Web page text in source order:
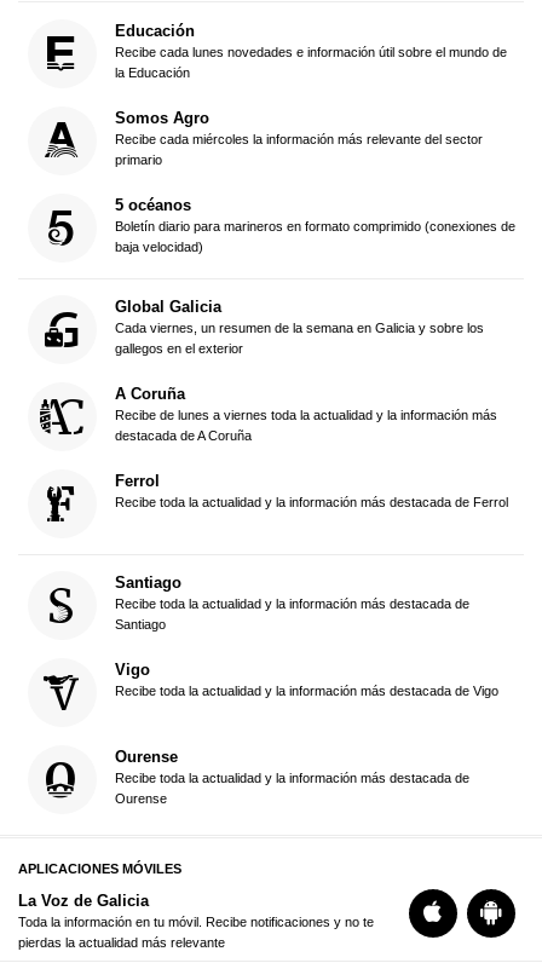
Educación
Recibe cada lunes novedades e información útil sobre el mundo de
la Educación
Somos Agro
Recibe cada miércoles la información más relevante del sector
primario
5 océanos
Boletín diario para marineros en formato comprimido (conexiones de
baja velocidad)
Global Galicia
Cada viernes, un resumen de la semana en Galicia y sobre los
gallegos en el exterior
A Coruña
Recibe de lunes a viernes toda la actualidad y la información más
destacada de A Coruña
Ferrol
Recibe toda la actualidad y la información más destacada de Ferrol
Santiago
Recibe toda la actualidad y la información más destacada de
Santiago
Vigo
Recibe toda la actualidad y la información más destacada de Vigo
Ourense
Recibe toda la actualidad y la información más destacada de
Ourense
APLICACIONES MÓVILES
La Voz de Galicia
Toda la información en tu móvil. Recibe notificaciones y no te
pierdas la actualidad más relevante